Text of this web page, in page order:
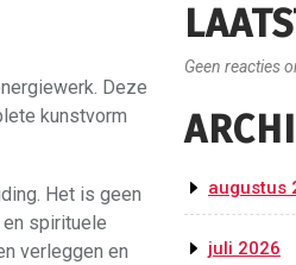
Deze
kunstvorm
Het is geen
spirituele
verleggen en
Geen reacties
augustus
juli 2026